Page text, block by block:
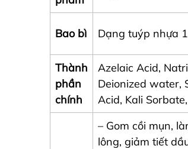
Bao bì Dạng tuýp nhựa
Thành
phần
chính
Azelaic Acid,
Deionized water,
Acid, Kali
– Gom cồi mụn,
lông, giảm tiết